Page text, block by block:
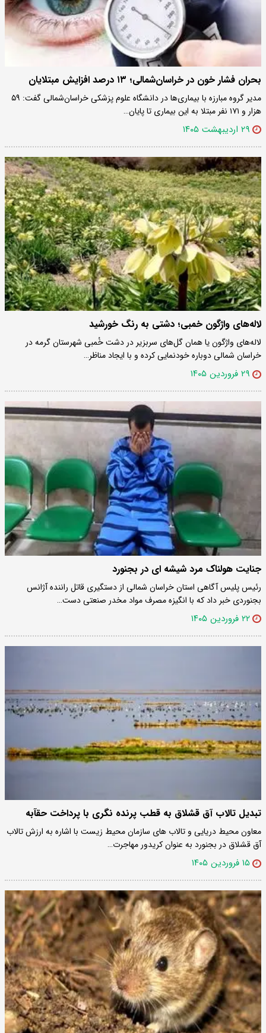
بحران فشار خون در خراسان‌شمالی؛ ۱۳ درصد افزایش مبتلایان
مدیر گروه مبارزه با بیماری‌ها در دانشگاه علوم پزشکی خراسان‌شمالی گفت: ۵۹
هزار و ۱۷۱ نفر مبتلا به این بیماری تا پایان…
۲۹ اردیبهشت ۱۴۰۵
لاله‌های واژگون خمبی؛ دشتی به رنگ خورشید
لاله‌های واژگون یا همان گل‌های سربزیر در دشت خُمبی شهرستان گرمه در
خراسان شمالی دوباره خودنمایی کرده و با ایجاد مناظر…
۲۹ فروردین ۱۴۰۵
جنایت هولناک مرد شیشه ای در بجنورد
رئیس پلیس آگاهی استان خراسان شمالی از دستگیری قاتل راننده آژانس
بجنوردی خبر داد که با انگیزه مصرف مواد مخدر صنعتی دست…
۲۲ فروردین ۱۴۰۵
تبدیل تالاب آق قشلاق به قطب پرنده نگری با پرداخت حقآبه
معاون محیط دریایی و تالاب های سازمان محیط زیست با اشاره به ارزش تالاب
آق قشلاق در بجنورد به عنوان کریدور مهاجرت…
۱۵ فروردین ۱۴۰۵